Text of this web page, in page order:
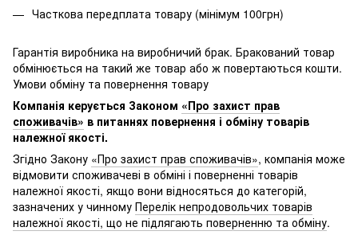
Часткова передплата товару (мінімум 100грн)
Гарантія виробника на виробничий брак. Бракований товар
обмінюється на такий же товар або ж повертаються кошти.
Умови обміну та повернення товару
Компанія керується Законом «Про захист прав
споживачів» в питаннях повернення і обміну товарів
належної якості.
Згідно Закону «Про захист прав споживачів», компанія може
відмовити споживачеві в обміні і поверненні товарів
належної якості, якщо вони відносяться до категорій,
зазначених у чинному Перелік непродовольчих товарів
належної якості, що не підлягають поверненню та обміну.